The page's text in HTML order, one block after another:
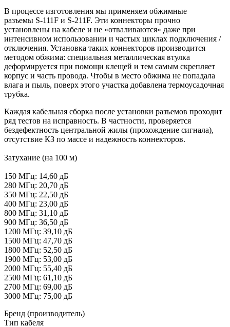
В процессе изготовления мы применяем обжимные
разъемы S-111F и S-211F. Эти коннекторы прочно
установлены на кабеле и не «отваливаются» даже при
интенсивном использовании и частых циклах подключения /
отключения. Установка таких коннекторов производится
методом обжима: специальная металлическая втулка
деформируется при помощи клещей и тем самым скрепляет
корпус и часть провода. Чтобы в место обжима не попадала
влага и пыль, поверх этого участка добавлена термоусадочная
трубка.
Каждая кабельная сборка после установки разъемов проходит
ряд тестов на исправность. В частности, проверяется
бездефектность центральной жилы (прохождение сигнала),
отсутствие КЗ по массе и надежность коннекторов.
Затухание (на 100 м)
150 МГц: 14,60 дБ
280 МГц: 20,70 дБ
350 МГц: 22,50 дБ
400 МГц: 23,00 дБ
800 МГц: 31,10 дБ
900 МГц: 36,50 дБ
1200 МГц: 39,10 дБ
1500 МГц: 47,70 дБ
1800 МГц: 52,50 дБ
1900 МГц: 53,00 дБ
2000 МГц: 55,40 дБ
2500 МГц: 61,10 дБ
2700 МГц: 69,00 дБ
3000 МГц: 75,00 дБ
Бренд (производитель)
Тип кабеля